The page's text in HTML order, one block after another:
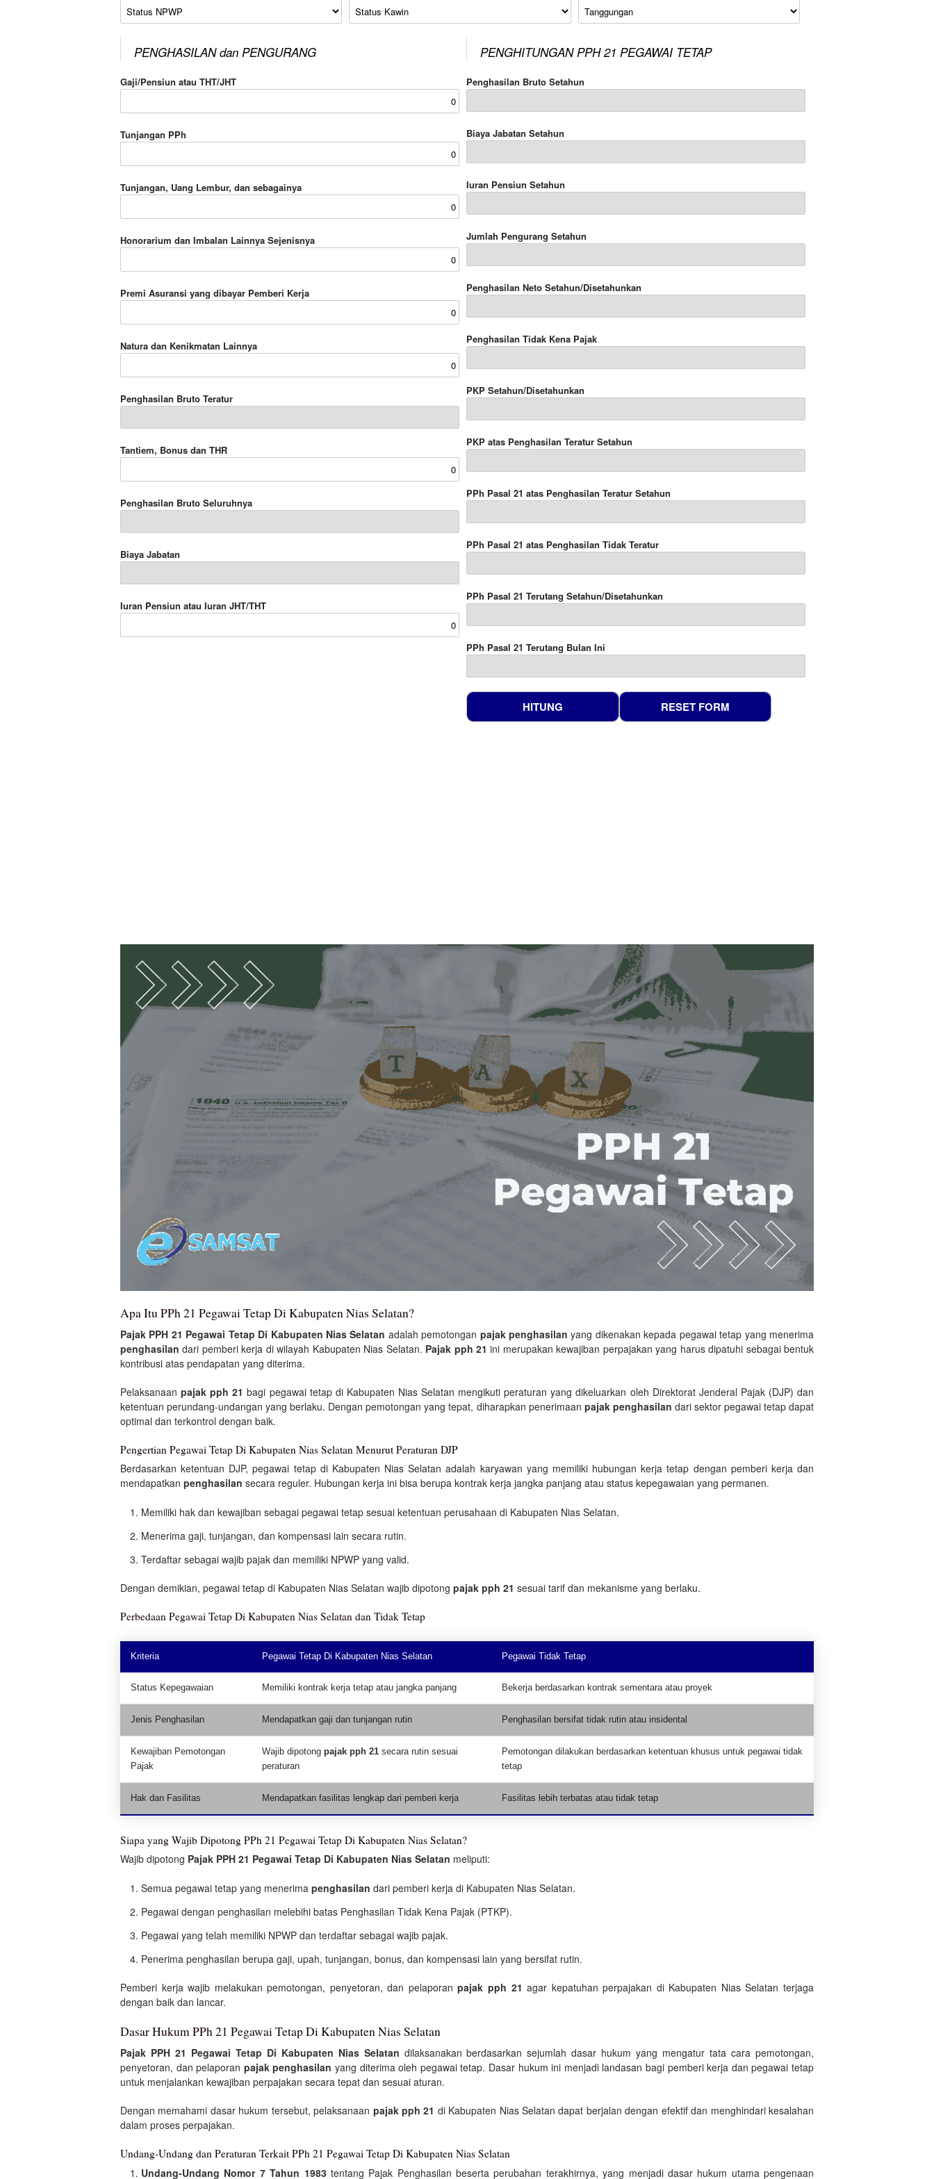
Status NPWP Status Kawin Tanggungan
PENGHASILAN dan PENGURANG
Gaji/Pensiun atau THT/JHT
Tunjangan PPh
Tunjangan, Uang Lembur, dan sebagainya
Honorarium dan Imbalan Lainnya Sejenisnya
Premi Asuransi yang dibayar Pemberi Kerja
Natura dan Kenikmatan Lainnya
Penghasilan Bruto Teratur
Tantiem, Bonus dan THR
Penghasilan Bruto Seluruhnya
Biaya Jabatan
Iuran Pensiun atau Iuran JHT/THT
PENGHITUNGAN PPH 21 PEGAWAI TETAP
Penghasilan Bruto Setahun
Biaya Jabatan Setahun
Iuran Pensiun Setahun
Jumlah Pengurang Setahun
Penghasilan Neto Setahun/Disetahunkan
Penghasilan Tidak Kena Pajak
PKP Setahun/Disetahunkan
PKP atas Penghasilan Teratur Setahun
PPh Pasal 21 atas Penghasilan Teratur Setahun
PPh Pasal 21 atas Penghasilan Tidak Teratur
PPh Pasal 21 Terutang Setahun/Disetahunkan
PPh Pasal 21 Terutang Bulan Ini
Apa Itu PPh 21 Pegawai Tetap Di Kabupaten Nias Selatan?
Pajak PPH 21 Pegawai Tetap Di Kabupaten Nias Selatan adalah pemotongan pajak penghasilan yang dikenakan kepada pegawai tetap yang menerima
penghasilan dari pemberi kerja di wilayah Kabupaten Nias Selatan. Pajak pph 21 ini merupakan kewajiban perpajakan yang harus dipatuhi sebagai bentuk
kontribusi atas pendapatan yang diterima.
Pelaksanaanpajak pph 21 bagi pegawai tetap di Kabupaten Nias Selatan mengikuti peraturan yang dikeluarkan oleh Direktorat Jenderal Pajak (DJP) dan
ketentuan perundang-undangan yang berlaku. Dengan pemotongan yang tepat, diharapkan penerimaan pajak penghasilan dari sektor pegawai tetap dapat
optimal dan terkontrol dengan baik.
Pengertian Pegawai Tetap Di Kabupaten Nias Selatan Menurut Peraturan DJP
Berdasarkan ketentuan DJP, pegawai tetap di Kabupaten Nias Selatan adalah karyawan yang memiliki hubungan kerja tetap dengan pemberi kerja dan
mendapatkan penghasilan secara reguler. Hubungan kerja ini bisa berupa kontrak kerja jangka panjang atau status kepegawaian yang permanen.
Memiliki hak dan kewajiban sebagai pegawai tetap sesuai ketentuan perusahaan di Kabupaten Nias Selatan.
Menerima gaji, tunjangan, dan kompensasi lain secara rutin.
Terdaftar sebagai wajib pajak dan memiliki NPWP yang valid.
Dengan demikian, pegawai tetap di Kabupaten Nias Selatan wajib dipotong pajak pph 21 sesuai tarif dan mekanisme yang berlaku.
Perbedaan Pegawai Tetap Di Kabupaten Nias Selatan dan Tidak Tetap
Kriteria Pegawai Tetap Di Kabupaten Nias Selatan Pegawai Tidak Tetap
Status Kepegawaian Memiliki kontrak kerja tetap atau jangka panjang Bekerja berdasarkan kontrak sementara atau proyek
Jenis Penghasilan Mendapatkan gaji dan tunjangan rutin Penghasilan bersifat tidak rutin atau insidental
Kewajiban Pemotongan
Pajak
Wajib dipotong pajak pph 21 secara rutin sesuai
peraturan
Pemotongan dilakukan berdasarkan ketentuan khusus untuk pegawai tidak
tetap
Hak dan Fasilitas Mendapatkan fasilitas lengkap dari pemberi kerja Fasilitas lebih terbatas atau tidak tetap
Siapa yang Wajib Dipotong PPh 21 Pegawai Tetap Di Kabupaten Nias Selatan?
Wajib dipotong Pajak PPH 21 Pegawai Tetap Di Kabupaten Nias Selatan meliputi:
Semua pegawai tetap yang menerima penghasilan dari pemberi kerja di Kabupaten Nias Selatan.
Pegawai dengan penghasilan melebihi batas Penghasilan Tidak Kena Pajak (PTKP).
Pegawai yang telah memiliki NPWP dan terdaftar sebagai wajib pajak.
Penerima penghasilan berupa gaji, upah, tunjangan, bonus, dan kompensasi lain yang bersifat rutin.
Pemberi kerja wajib melakukan pemotongan, penyetoran, dan pelaporanpajak pph 21 agar kepatuhan perpajakan di Kabupaten Nias Selatan terjaga
dengan baik dan lancar.
Dasar Hukum PPh 21 Pegawai Tetap Di Kabupaten Nias Selatan
Pajak PPH 21 Pegawai Tetap Di Kabupaten Nias Selatan dilaksanakan berdasarkan sejumlah dasar hukum yang mengatur tata cara pemotongan,
penyetoran, dan pelaporan pajak penghasilan yang diterima oleh pegawai tetap. Dasar hukum ini menjadi landasan bagi pemberi kerja dan pegawai tetap
untuk menjalankan kewajiban perpajakan secara tepat dan sesuai aturan.
Dengan memahami dasar hukum tersebut, pelaksanaan pajak pph 21 di Kabupaten Nias Selatan dapat berjalan dengan efektif dan menghindari kesalahan
dalam proses perpajakan.
Undang-Undang dan Peraturan Terkait PPh 21 Pegawai Tetap Di Kabupaten Nias Selatan
Undang-Undang Nomor 7 Tahun 1983tentang Pajak Penghasilan beserta perubahan terakhirnya, yang menjadi dasar hukum utama pengenaan